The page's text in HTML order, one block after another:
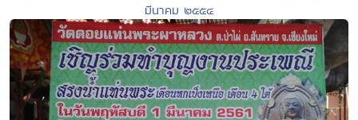
มีนาคม ๒๕๕๔